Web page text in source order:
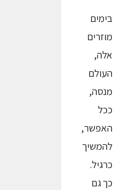
בימים
מוזרים
אלה,
העולם
מנסה,
ככל
האפשר,
להמשיך
כרגיל.
כך גם